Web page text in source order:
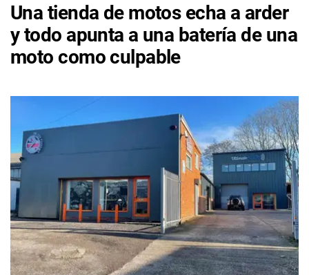
Una tienda de motos echa a arder
y todo apunta a una batería de una
moto como culpable